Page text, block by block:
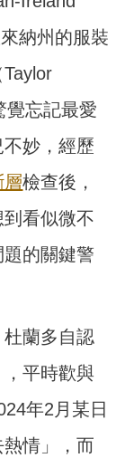
納州的服裝
覺忘記最愛
妙，經歷
層檢查後，
看似微不
的關鍵警
蘭多自認
平時歡與
年2月某日
情」，而